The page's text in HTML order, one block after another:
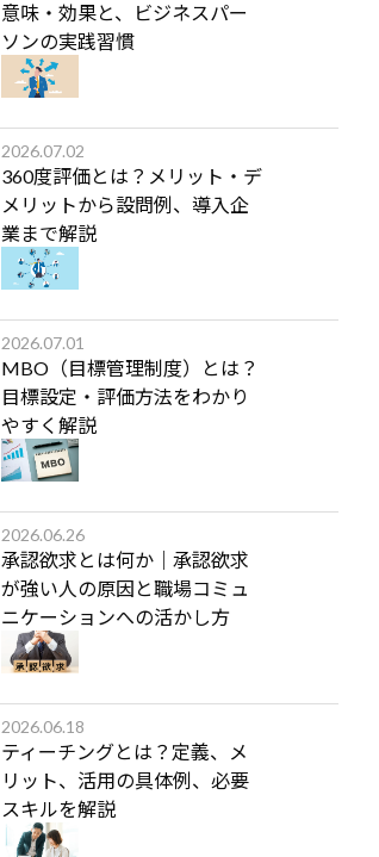
意味・効果と、ビジネスパー
ソンの実践習慣
2026.07.02
360度評価とは？メリット・デ
メリットから設問例、導入企
業まで解説
2026.07.01
MBO（目標管理制度）とは？
目標設定・評価方法をわかり
やすく解説
2026.06.26
承認欲求とは何か｜承認欲求
が強い人の原因と職場コミュ
ニケーションへの活かし方
2026.06.18
ティーチングとは？定義、メ
リット、活用の具体例、必要
スキルを解説